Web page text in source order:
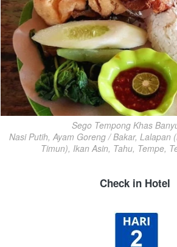
Sego Tempong Khas
Nasi Putih, Ayam Goreng / Bakar, Lalapan
Timun), Ikan Asin, Tahu, Tempe,
Check in Hotel